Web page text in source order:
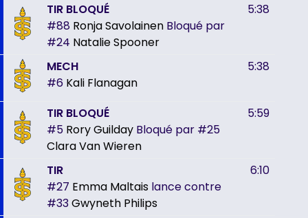
TIR BLOQUÉ
#88 Ronja Savolainen Bloqué par
#24 Natalie Spooner
5:38
MECH
#6 Kali Flanagan
5:38
TIR BLOQUÉ
#5 Rory Guilday Bloqué par #25
Clara Van Wieren
5:59
TIR
#27 Emma Maltais lance contre
#33Gwyneth Philips
6:10